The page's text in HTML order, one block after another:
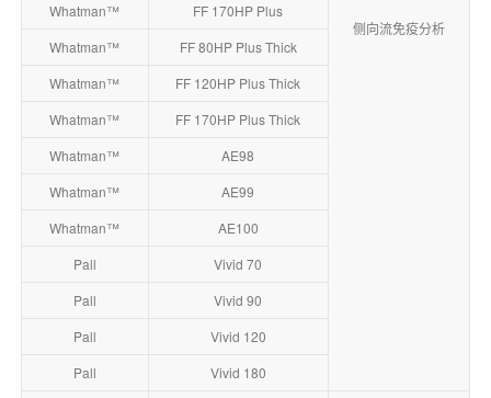
侧向流免疫分析
Whatman™
FF 170HP Plus
Whatman™
FF 80HP Plus Thick
Whatman™
FF 120HP Plus Thick
Whatman™
FF 170HP Plus Thick
Whatman™
AE98
Whatman™
AE99
Whatman™
AE100
Pall
Vivid 70
Pall
Vivid 90
Pall
Vivid 120
Pall
Vivid 180